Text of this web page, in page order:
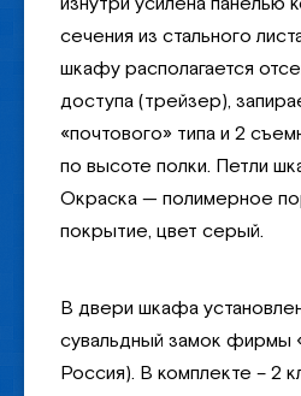
сечения из стального
шкафу располагается
доступа (трейзер),
«почтового» типа и 2
по высоте полки. Петли
Окраска — полимерное
покрытие, цвет серый.
В двери шкафа
сувальдный замок фирмы
Россия). В комплекте – 2